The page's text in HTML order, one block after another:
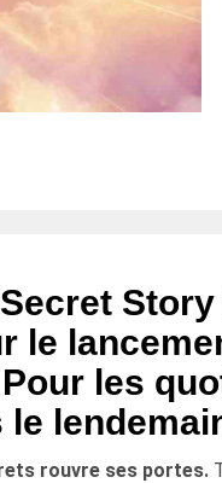
le
les
rouvre ses portes.